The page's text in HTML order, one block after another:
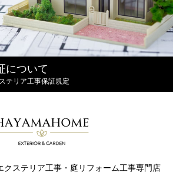
について
テリア工事保証規定
クステリア工事・庭リフォーム工事専門店